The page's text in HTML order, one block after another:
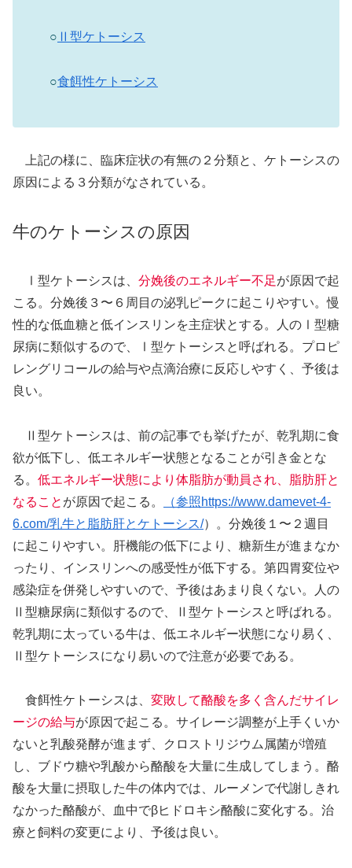
○ Ⅱ型ケトーシス
○食餌性ケトーシス
上記の様に、臨床症状の有無の２分類と、ケトーシスの
原因による３分類がなされている。
牛のケトーシスの原因
Ⅰ型ケトーシスは、 分娩後のエネルギー不足が原因で起
こる。分娩後３〜６周目の泌乳ピークに起こりやすい。慢
性的な低血糖と低インスリンを主症状とする。人のⅠ型糖
尿病に類似するので、Ⅰ型ケトーシスと呼ばれる。プロピ
レングリコールの給与や点滴治療に反応しやすく、予後は
良い。
Ⅱ型ケトーシスは、前の記事でも挙げたが、乾乳期に食
欲が低下し、低エネルギー状態となることが引き金とな
る。 低エネルギー状態により体脂肪が動員され、脂肪肝と
なること が原因で起こる。
（参照https://www.damevet-4-
6.com/乳牛と脂肪肝とケトーシス/）。分娩後１〜２週目
に起こりやすい。肝機能の低下により、糖新生が進まなか
ったり、インスリンへの感受性が低下する。第四胃変位や
感染症を併発しやすいので、予後はあまり良くない。人の
Ⅱ型糖尿病に類似するので、Ⅱ型ケトーシスと呼ばれる。
乾乳期に太っている牛は、低エネルギー状態になり易く、
Ⅱ型ケトーシスになり易いので注意が必要である。
食餌性ケトーシスは、 変敗して酪酸を多く含んだサイレ
ージの給与が原因で起こる。サイレージ調整が上手くいか
ないと乳酸発酵が進まず、クロストリジウム属菌が増殖
し、ブドウ糖や乳酸から酪酸を大量に生成してしまう。酪
酸を大量に摂取した牛の体内では、ルーメンで代謝しきれ
なかった酪酸が、血中でβヒドロキシ酪酸に変化する。治
療と飼料の変更により、予後は良い。